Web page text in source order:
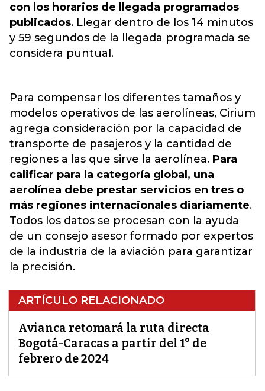
con los horarios de llegada programados
publicados. Llegar dentro de los 14 minutos
y 59 segundos de la llegada programada se
considera puntual.
Para compensar los diferentes tamaños y
modelos operativos de las aerolíneas, Cirium
agrega consideración por la capacidad de
transporte de pasajeros y la cantidad de
regiones a las que sirve la aerolínea. Para
calificar para la categoría global, una
aerolínea debe prestar servicios en tres o
más regiones internacionales diariamente.
Todos los datos se procesan con la ayuda
de un consejo asesor formado por expertos
de la industria de la aviación para garantizar
la precisión.
ARTÍCULO RELACIONADO
Avianca retomará la ruta directa
Bogotá-Caracas a partir del 1° de
febrero de 2024